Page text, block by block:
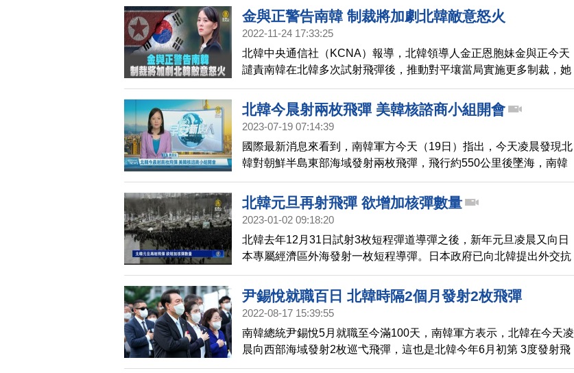
作。
金與正警告南韓 制裁將加劇北韓敵意怒火
2022-11-24 17:33:25
北韓中央通信社（KCNA）報導，北韓領導人金正恩胞妹金與正今天
譴責南韓在北韓多次試射飛彈後，推動對平壤當局實施更多制裁，她
說這類措施將加劇北韓的「敵意與怒火」。
北韓今晨射兩枚飛彈 美韓核諮商小組開會
2023-07-19 07:14:39
國際最新消息來看到，南韓軍方今天（19日）指出，今天凌晨發現北
韓對朝鮮半島東部海域發射兩枚飛彈，飛行約550公里後墜海，南韓
與美國情報部門正在分析北韓射彈數據，這是北韓相隔一週再度射飛
彈。另外，美韓高層的「美韓核諮商小組」昨天在首爾舉行首次會
議，目的是要加強對朝鮮的威懾力。與此同時，美國戰略核潛艇「肯
北韓元旦再射飛彈 欲增加核彈數量
2023-01-02 09:18:20
北韓去年12月31日試射3枚短程彈道導彈之後，新年元旦凌晨又向日
本專屬經濟區外海發射一枚短程導彈。日本政府已向北韓提出外交抗
議。南韓警告，北韓核威脅將招致金正恩政權滅亡。
尹錫悅就職百日 北韓時隔2個月發射2枚飛彈
2022-08-17 15:39:55
南韓總統尹錫悅5月就職至今滿100天，南韓軍方表示，北韓在今天凌
晨向西部海域發射2枚巡弋飛彈，這也是北韓今年6月初第 3度發射飛
彈後，時隔2個多月來再度發射飛彈挑釁。